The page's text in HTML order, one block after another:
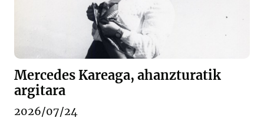
Mercedes Kareaga, ahanzturatik
argitara
2026/07/24